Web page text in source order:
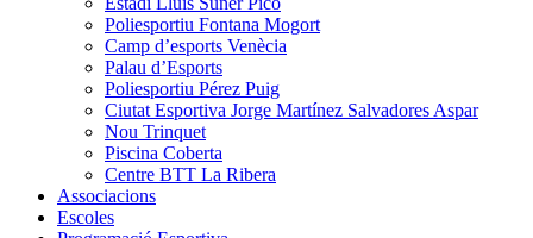
Poliesportiu Fontana Mogort
Camp d’esports Venècia
Palau d’Esports
Poliesportiu Pérez Puig
Ciutat Esportiva Jorge Martínez Salvadores Aspar
Nou Trinquet
Piscina Coberta
Centre BTT La Ribera
Associacions
Escoles